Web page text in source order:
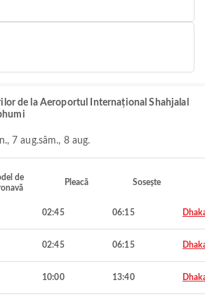
de la Aeroportul Internațional Shahjalal
7 aug.sâm., 8 aug.
de
Pleacă Sosește
02:45 06:15
02:45 06:15
10:00 13:40